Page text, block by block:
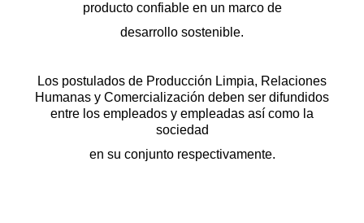
producto confiable en un marco de
desarrollo sostenible.
Los postulados de Producción Limpia, Relaciones
Humanas y Comercialización deben ser difundidos
entre los empleados y empleadas así como la
sociedad
en su conjunto respectivamente.